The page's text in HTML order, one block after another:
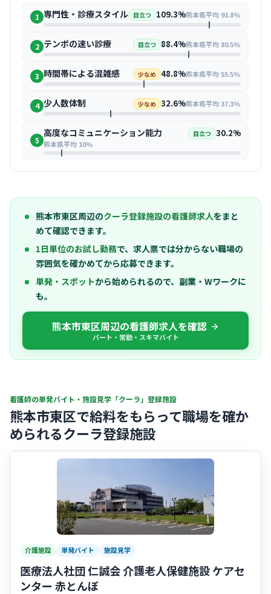
1 専門性・診療スタイル 目立つ 109.3%熊本県平均 91.8%
2 テンポの速い診療 目立つ 88.4%熊本県平均 80.5%
3 時間帯による混雑感 少なめ 48.8%熊本県平均 55.5%
4 少人数体制 少なめ 32.6%熊本県平均 37.3%
5
高度なコミュニケーション能力 目立つ 30.2%
熊本県平均 10%
熊本市東区周辺のクーラ登録施設の看護師求人をまと
めて確認できます。
1日単位のお試し勤務で、求人票では分からない職場の
雰囲気を確かめてから応募できます。
単発・スポットから始められるので、副業・Wワークに
も。
熊本市東区周辺の看護師求人を確認
パート・常勤・スキマバイト
看護師の単発バイト・施設見学「クーラ」登録施設
熊本市東区で給料をもらって職場を確か
められるクーラ登録施設
介護施設 単発バイト 施設見学
医療法人社団 仁誠会 介護老人保健施設 ケアセ
ンター 赤とんぼ